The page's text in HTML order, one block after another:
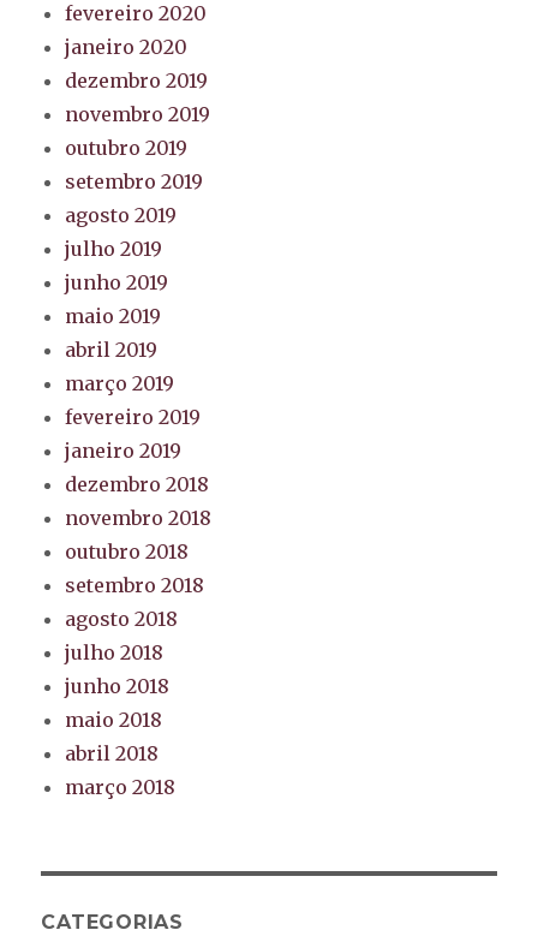
fevereiro 2020
janeiro 2020
dezembro 2019
novembro 2019
outubro 2019
setembro 2019
agosto 2019
julho 2019
junho 2019
maio 2019
abril 2019
março 2019
fevereiro 2019
janeiro 2019
dezembro 2018
novembro 2018
outubro 2018
setembro 2018
agosto 2018
julho 2018
junho 2018
maio 2018
abril 2018
março 2018
CATEGORIAS